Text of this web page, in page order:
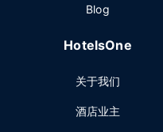
Blog
HotelsOne
关于我们
酒店业主